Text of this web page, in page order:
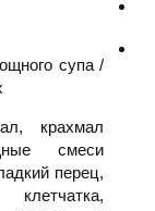
супа /
крахмал
смеси
перец,